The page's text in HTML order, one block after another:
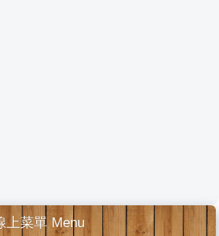
上菜單 Menu